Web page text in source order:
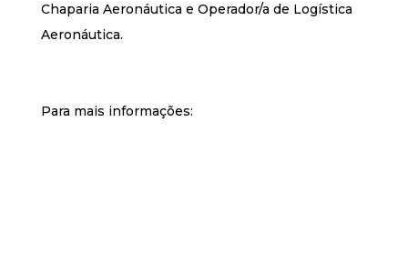
Chaparia Aeronáutica e Operador/a de Logística
Aeronáutica.
Para mais informações: